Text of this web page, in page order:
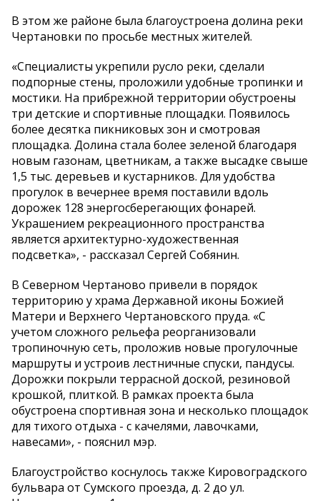
В этом же районе была благоустроена долина реки
Чертановки по просьбе местных жителей.
«Специалисты укрепили русло реки, сделали
подпорные стены, проложили удобные тропинки и
мостики. На прибрежной территории обустроены
три детские и спортивные площадки. Появилось
более десятка пикниковых зон и смотровая
площадка. Долина стала более зеленой благодаря
новым газонам, цветникам, а также высадке свыше
1,5 тыс. деревьев и кустарников. Для удобства
прогулок в вечернее время поставили вдоль
дорожек 128 энергосберегающих фонарей.
Украшением рекреационного пространства
является архитектурно-художественная
подсветка», - рассказал Сергей Собянин.
В Северном Чертаново привели в порядок
территорию у храма Державной иконы Божией
Матери и Верхнего Чертановского пруда. «С
учетом сложного рельефа реорганизовали
тропиночную сеть, проложив новые прогулочные
маршруты и устроив лестничные спуски, пандусы.
Дорожки покрыли террасной доской, резиновой
крошкой, плиткой. В рамках проекта была
обустроена спортивная зона и несколько площадок
для тихого отдыха - с качелями, лавочками,
навесами», - пояснил мэр.
Благоустройство коснулось также Кировоградского
бульвара от Сумского проезда, д. 2 до ул.